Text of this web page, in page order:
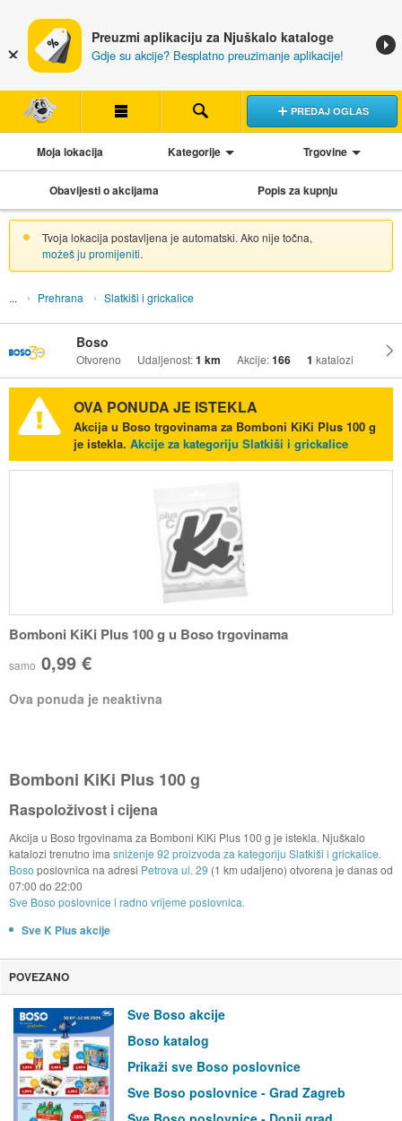
Preuzmi aplikaciju za Njuškalo kataloge
Gdje su akcije? Besplatno preuzimanje aplikacije!
PREDAJ OGLAS
Moja lokacija Kategorije Trgovine
Obavijesti o akcijama Popis za kupnju
Tvoja lokacija postavljena je automatski. Ako nije točna,
možeš ju promijeniti.
Prehrana Slatkiši i grickalice
Boso
Otvoreno Udaljenost:1 km Akcije:166 1 katalozi
OVA PONUDA JE ISTEKLA
Akcija u Boso trgovinama za Bomboni KiKi Plus 100 g
je istekla. Akcije za kategoriju Slatkiši i grickalice
Bomboni KiKi Plus 100 g u Boso trgovinama
samo 0,99 €
Ova ponuda je neaktivna
Bomboni KiKi Plus 100 g
Raspoloživost i cijena
Akcija u Boso trgovinama za Bomboni KiKi Plus 100 g je istekla. Njuškalo
katalozi trenutno ima sniženje 92 proizvoda za kategoriju Slatkiši i grickalice.
Boso poslovnica na adresi Petrova ul. 29 (1 km udaljeno) otvorena je danas od
07:00 do 22:00
Sve Boso poslovnice i radno vrijeme poslovnica.
Sve K Plus akcije
POVEZANO
Sve Boso akcije
Boso katalog
Prikaži sve Boso poslovnice
Sve Boso poslovnice - Grad Zagreb